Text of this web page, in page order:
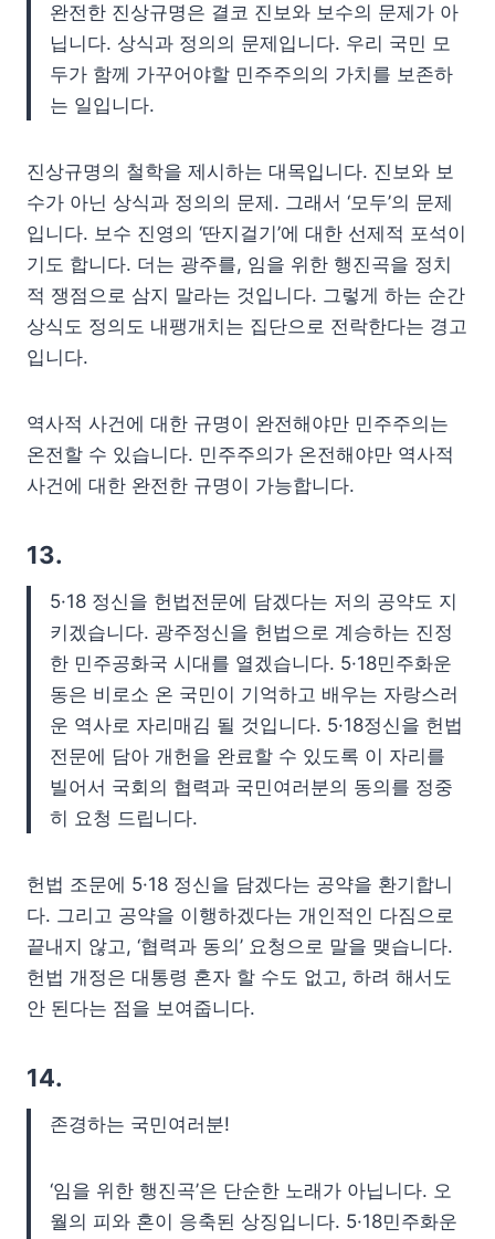
완전한 진상규명은 결코 진보와 보수의 문제가 아
닙니다. 상식과 정의의 문제입니다. 우리 국민 모
두가 함께 가꾸어야할 민주주의의 가치를 보존하
는 일입니다.
진상규명의 철학을 제시하는 대목입니다. 진보와 보
수가 아닌 상식과 정의의 문제. 그래서 ‘모두’의 문제
입니다. 보수 진영의 ‘딴지걸기’에 대한 선제적 포석이
기도 합니다. 더는 광주를, 임을 위한 행진곡을 정치
적 쟁점으로 삼지 말라는 것입니다. 그렇게 하는 순간
상식도 정의도 내팽개치는 집단으로 전락한다는 경고
입니다.
역사적 사건에 대한 규명이 완전해야만 민주주의는
온전할 수 있습니다. 민주주의가 온전해야만 역사적
사건에 대한 완전한 규명이 가능합니다.
13.
5·18 정신을 헌법전문에 담겠다는 저의 공약도 지
키겠습니다. 광주정신을 헌법으로 계승하는 진정
한 민주공화국 시대를 열겠습니다. 5·18민주화운
동은 비로소 온 국민이 기억하고 배우는 자랑스러
운 역사로 자리매김 될 것입니다. 5·18정신을 헌법
전문에 담아 개헌을 완료할 수 있도록 이 자리를
빌어서 국회의 협력과 국민여러분의 동의를 정중
히 요청 드립니다.
헌법 조문에 5·18 정신을 담겠다는 공약을 환기합니
다. 그리고 공약을 이행하겠다는 개인적인 다짐으로
끝내지 않고, ‘협력과 동의’ 요청으로 말을 맺습니다.
헌법 개정은 대통령 혼자 할 수도 없고, 하려 해서도
안 된다는 점을 보여줍니다.
14.
존경하는 국민여러분!
‘임을 위한 행진곡’은 단순한 노래가 아닙니다. 오
월의 피와 혼이 응축된 상징입니다. 5·18민주화운